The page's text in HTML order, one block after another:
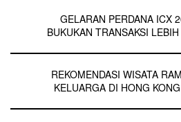
GELARAN PERDANA ICX
BUKUKAN TRANSAKSI
REKOMENDASI WISATA
KELUARGA DI HONG